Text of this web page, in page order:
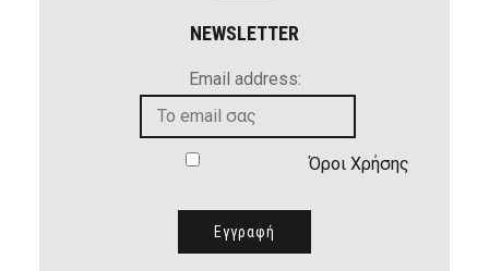
NEWSLETTER
Email address:
Όροι Χρήσης